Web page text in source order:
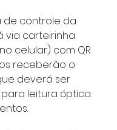
de controle da
via carteirinha
celular) com QR
receberão o
deverá ser
leitura óptica